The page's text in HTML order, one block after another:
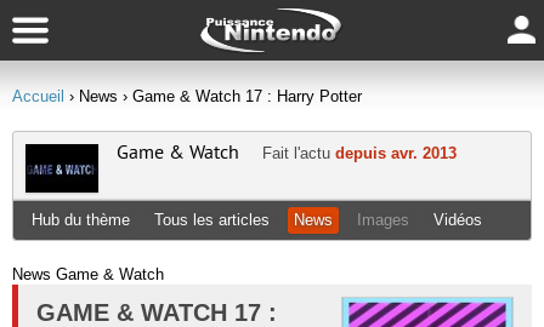
Accueil › News › Game & Watch 17 : Harry Potter
Game & Watch Fait l'actu depuis avr. 2013
Hub du thème Tous les articles News Images Vidéos
News Game & Watch
GAME & WATCH 17 :